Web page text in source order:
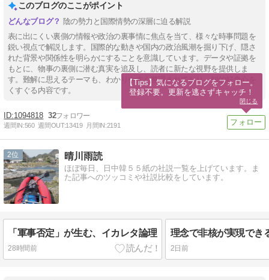
このブログのここがポイント
陰の勢力と国際情勢の深層に迫る解説
表に出にくい裏側の情報や政治の裏事情に焦点を当て、様々な時事問題を
鋭い視点で解説します。国際的な動きや国内の政治風潮を掘り下げ、隠さ
れた背景や関係性を明らかにすることを意識しています。データや証拠を
もとに、物事の裏側に潜む真実を追及し、読者に新たな視野を提供しま
す。難解に思えるテーマも、わかりやすく整理されており、知的好奇心を
くすぐる内容です。
1094818 32
週間IN:560 週間OUT:13419 月間IN:2191
2 晴川雨読
ほぼ毎日、日中韓５５紙の社説一覧を上げています。ま
た記事へのツッコミや社説比較をしています。
「軍事否定」が生む、イカレタ論理
28時間前 2日前
【Tips】気になるブログをフォロー。
登録不要。更新を逃さずキャッチ！
閉じる